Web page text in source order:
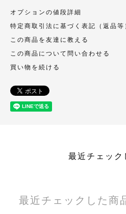
オプションの値段詳細
特定商取引法に基づく表記（返品等
この商品を友達に教える
この商品について問い合わせる
買い物を続ける
最近チェック
最近チェックした商